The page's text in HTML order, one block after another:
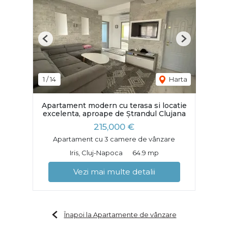
1 /14 Harta
Previous Next
Apartament modern cu terasa si locatie
excelenta, aproape de Ștrandul Clujana
215,000 €
Apartament cu 3 camere de vânzare
Iris, Cluj-Napoca
64.9 mp
Vezi mai multe detalii
Înapoi la Apartamente de vânzare